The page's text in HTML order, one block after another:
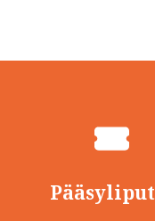
Pääsyliput